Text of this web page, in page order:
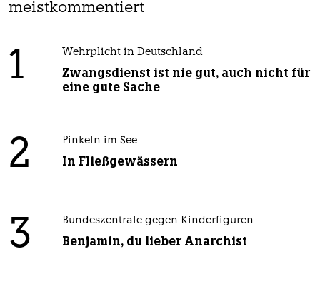
meistkommentiert
1 Wehrplicht in Deutschland
Zwangsdienst ist nie gut, auch nicht für
eine gute Sache
2 Pinkeln im See
In Fließgewässern
3 Bundeszentrale gegen Kinderfiguren
Benjamin, du lieber Anarchist